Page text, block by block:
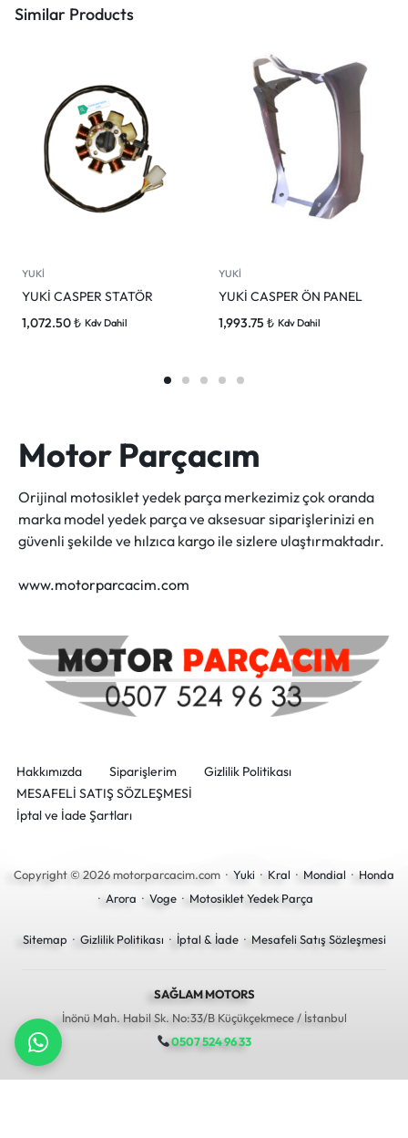
Similar Products
YUKİ
YUKİ CASPER STATÖR
1,072.50₺ Kdv Dahil
YUKİ
YUKİ CASPER ÖN PANEL
1,993.75 ₺ Kdv Dahil
Motor Parçacım
Orijinal motosiklet yedek parça merkezimiz çok oranda
marka model yedek parça ve aksesuar siparişlerinizi en
güvenli şekilde ve hılzıca kargo ile sizlere ulaştırmaktadır.
www.motorparcacim.com
Hakkımızda Siparişlerim
Gizlilik Politikası
MESAFELİ SATIŞ SÖZLEŞMESİ
İptal ve İade Şartları
Copyright © 2026 motorparcacim.com · Yuki · Kral · Mondial · Honda
· Arora · Voge· Motosiklet Yedek Parça
Sitemap · Gizlilik Politikası · İptal & İade· Mesafeli Satış Sözleşmesi
SAĞLAM MOTORS
İnönü Mah. Habil Sk. No:33/B Küçükçekmece / İstanbul
0507 524 96 33